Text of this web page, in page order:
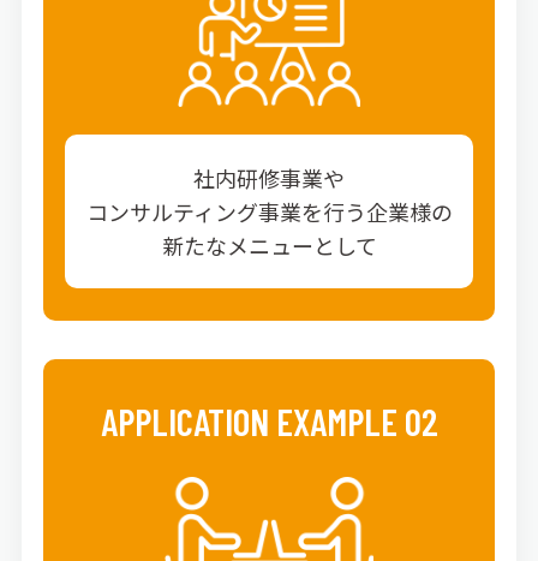
社内研修事業や
コンサルティング事業を行う企業様の
新たなメニューとして
APPLICATION EXAMPLE 02